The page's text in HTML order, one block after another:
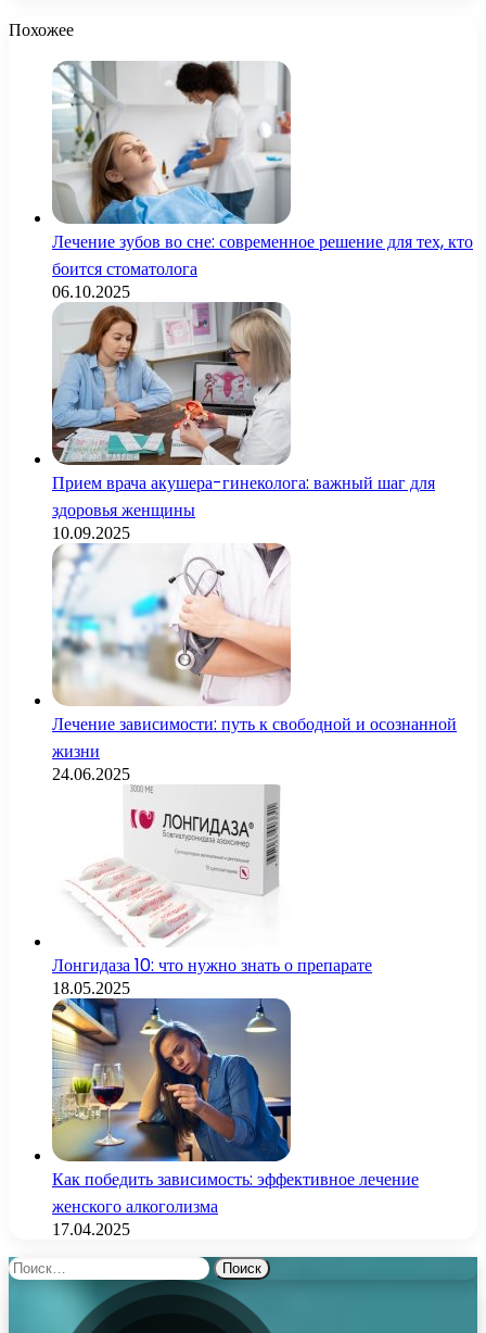
Похожее
Лечение зубов во сне: современное решение для тех, кто
боится стоматолога
06.10.2025
Прием врача акушера-гинеколога: важный шаг для
здоровья женщины
10.09.2025
Лечение зависимости: путь к свободной и осознанной
жизни
24.06.2025
Лонгидаза 10: что нужно знать о препарате
18.05.2025
Как победить зависимость: эффективное лечение
женского алкоголизма
17.04.2025
Найти: